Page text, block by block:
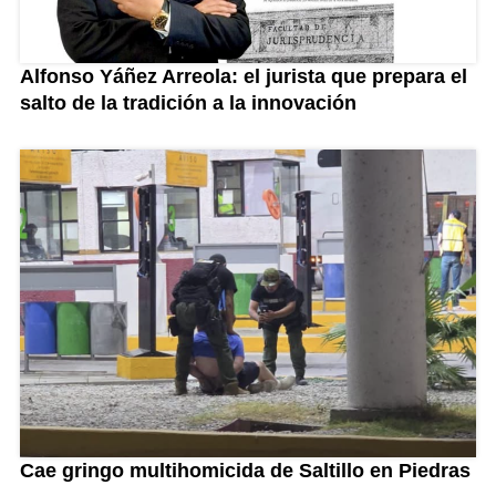
Alfonso Yáñez Arreola: el jurista que prepara el
salto de la tradición a la innovación
Cae gringo multihomicida de Saltillo en Piedras